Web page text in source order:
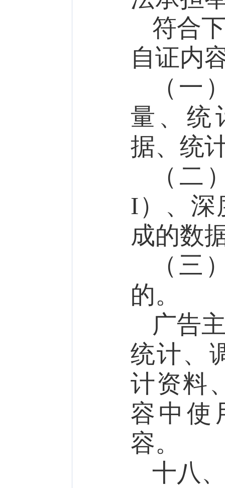
符合
自证内
（一
量、统
据、统
（二
I）、
成的数
（三
的。
广告
统计、
计资料
容中使
容。
十八